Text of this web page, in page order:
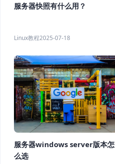
服务器快照有什么用？
Linux教程2025-07-18
服务器windows server版本怎
么选